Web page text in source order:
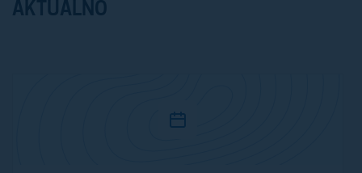
AKTUALNO